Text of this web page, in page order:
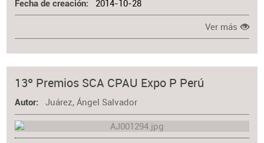
Fecha de creación 2014-10-28
Ver más
13º Premios SCA CPAU Expo P Perú
Autor Juárez, Ángel Salvador